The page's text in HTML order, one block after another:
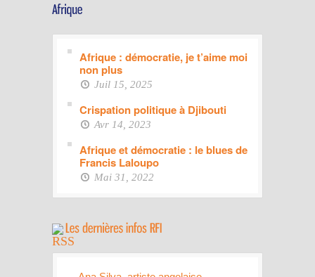
Afrique : démocratie, je t’aime moi
non plus
Juil 15, 2025
Crispation politique à Djibouti
Avr 14, 2023
Afrique et démocratie : le blues de
Francis Laloupo
Mai 31, 2022